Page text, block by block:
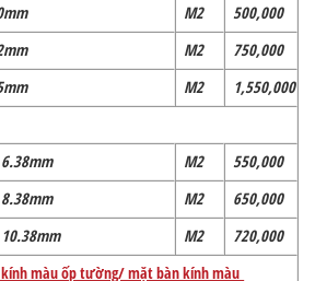
M2
500,000
M2
750,000
M2
1,550,000
M2
550,000
M2
650,000
M2
720,000
màu ốp tường/ mặt bàn kính màu